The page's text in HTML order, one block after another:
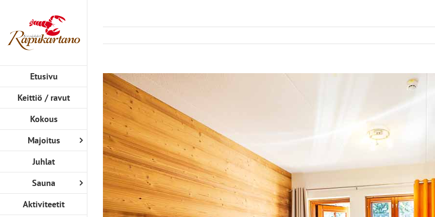
content
Etusivu
Keittiö / ravut
Kokous
Majoitus
Juhlat
Sauna
Aktiviteetit
View
Larger
Image